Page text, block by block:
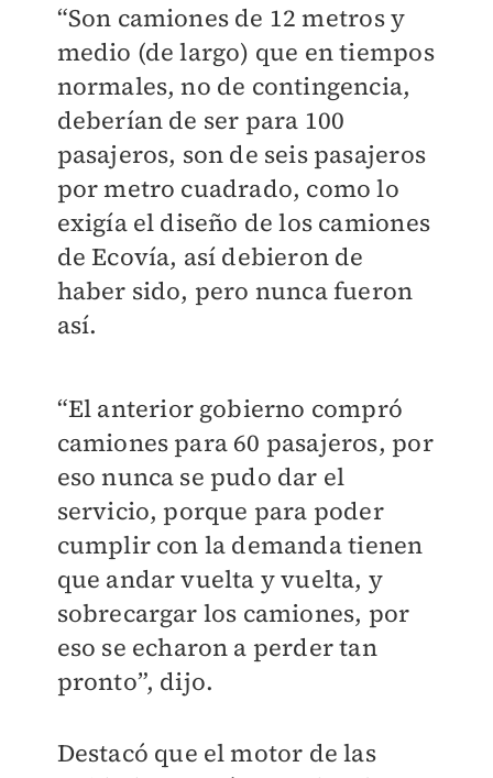
“Son camiones de 12 metros y
medio (de largo) que en tiempos
normales, no de contingencia,
deberían de ser para 100
pasajeros, son de seis pasajeros
por metro cuadrado, como lo
exigía el diseño de los camiones
de Ecovía, así debieron de
haber sido, pero nunca fueron
así.
“El anterior gobierno compró
camiones para 60 pasajeros, por
eso nunca se pudo dar el
servicio, porque para poder
cumplir con la demanda tienen
que andar vuelta y vuelta, y
sobrecargar los camiones, por
eso se echaron a perder tan
pronto”, dijo.
Destacó que el motor de las